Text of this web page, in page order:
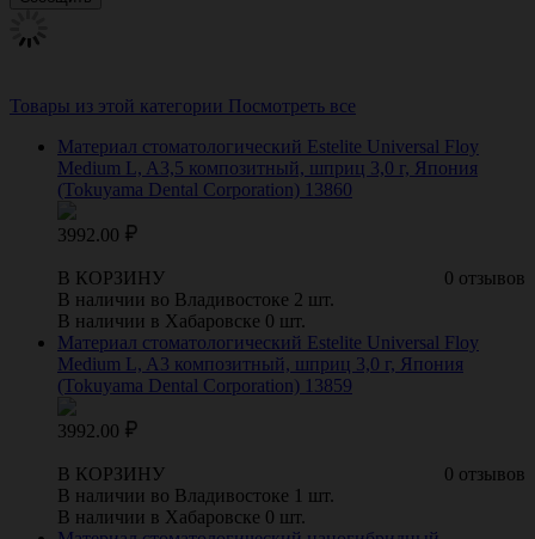
Товары из этой категории Посмотреть все
Материал стоматологический Estelite Universal Floy
Medium L, A3,5 композитный, шприц 3,0 г, Япония
(Tokuyama Dental Corporation) 13860
3992.00
0 отзывов
В КОРЗИНУ
В наличии во Владивостоке 2 шт.
В наличии в Хабаровске 0 шт.
Материал стоматологический Estelite Universal Floy
Medium L, A3 композитный, шприц 3,0 г, Япония
(Tokuyama Dental Corporation) 13859
3992.00
0 отзывов
В КОРЗИНУ
В наличии во Владивостоке 1 шт.
В наличии в Хабаровске 0 шт.